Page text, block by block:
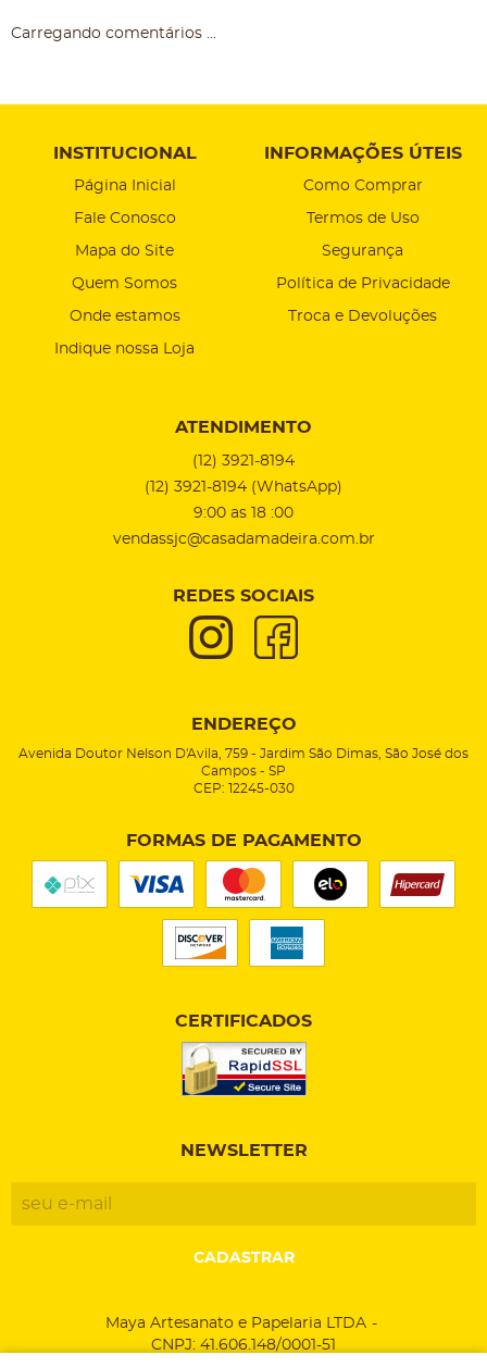
Carregando comentários ...
INSTITUCIONAL
Página Inicial
Fale Conosco
Mapa do Site
Quem Somos
Onde estamos
Indique nossa Loja
INFORMAÇÕES ÚTEIS
Como Comprar
Termos de Uso
Segurança
Política de Privacidade
Troca e Devoluções
ATENDIMENTO
(12) 3921-8194
(12) 3921-8194 (WhatsApp)
9:00 as 18 :00
vendassjc@casadamadeira.com.br
REDES SOCIAIS
ENDEREÇO
Avenida Doutor Nelson D'Avila, 759 - Jardim São Dimas, São José dos
Campos - SP
CEP: 12245-030
FORMAS DE PAGAMENTO
CERTIFICADOS
NEWSLETTER
CADASTRAR
Maya Artesanato e Papelaria LTDA
CNPJ: 41.606.148/0001-51